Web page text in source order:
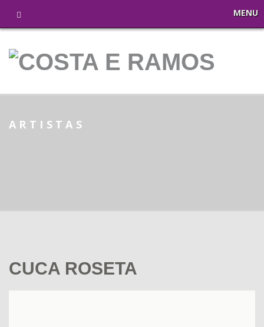
MENU
ARTISTAS
CUCA ROSETA